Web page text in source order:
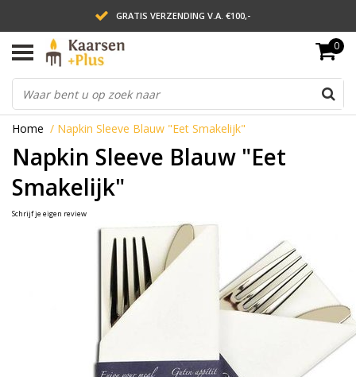
GRATIS VERZENDING V.A. €100,-
LEVERING BINNEN 2 WERKDAGEN
ACHTERAF BETALEN VIA AFTERPAY
0
Home / Napkin Sleeve Blauw "Eet Smakelijk"
Napkin Sleeve Blauw "Eet
Smakelijk"
Schrijf je eigen review